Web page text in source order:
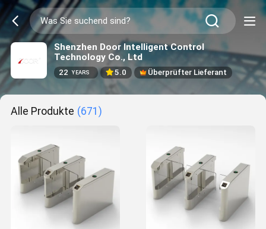
Shenzhen Door Intelligent Control
Technology Co., Ltd
22 YEARS 5.0 Überprüfter Lieferant
Alle Produkte (671)